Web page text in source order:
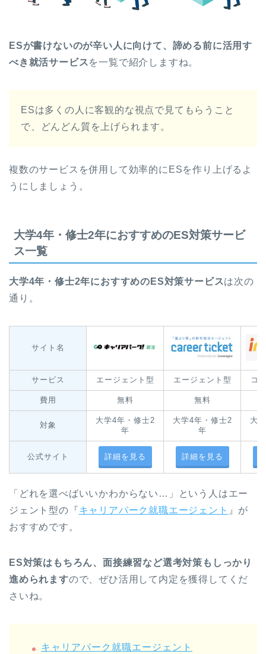
ESが書けないのが辛い人に向けて、諦める前に活用す
べき就活サービスを一覧で紹介しますね。
ESは多くの人に客観的な視点で見てもらうこと
で、どんどん質を上げられます。
複数のサービスを併用して効率的にESを作り上げるよ
うにしましょう。
大学4年・修士2年におすすめのES対策サービ
ス一覧
大学4年・修士2年におすすめのES対策サービスは次の
通り。
サイト名
サービス エージェント型 エージェント型 コ
費用 無料 無料
対象
大学4年・修士2
年
大学4年・修士2
年
大
公式サイト 詳細を見る 詳細を見る
「どれを選べばいいかわからない…」という人はエー
ジェント型の『キャリアパーク就職エージェント 』が
おすすめです。
ES対策はもちろん、面接練習など選考対策もしっかり
進められますので、ぜひ活用して内定を獲得してくだ
さいね。
キャリアパーク就職エージェント